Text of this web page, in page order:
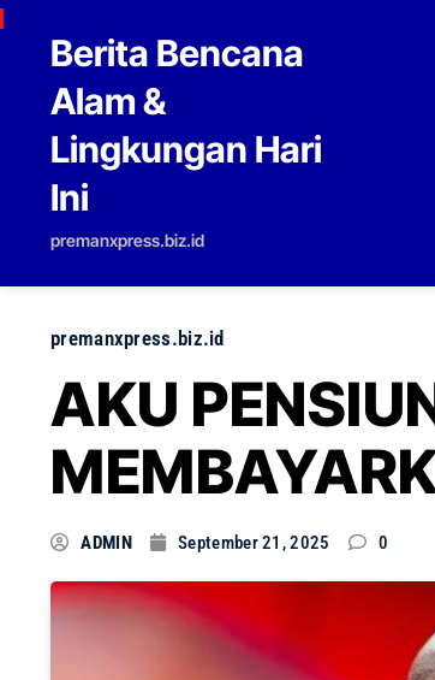
Skip to content
Berita Bencana
Alam &
Lingkungan Hari
Ini
premanxpress.biz.id
premanxpress.biz.id
AKU
ADMIN September 21, 2025 0